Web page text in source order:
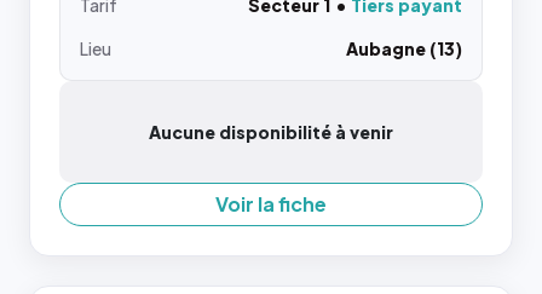
Tarif Secteur 1
Tiers payant
Lieu
Aubagne (13)
Aucune disponibilité à venir
Voir la fiche